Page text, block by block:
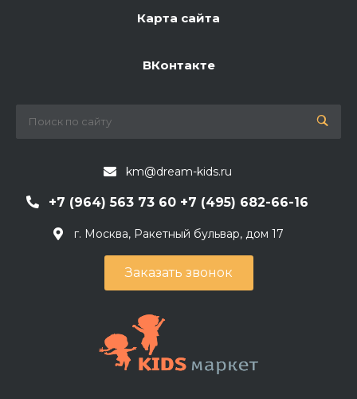
Карта сайта
ВКонтакте
km@dream-kids.ru
+7 (964) 563 73 60 +7 (495) 682-66-16
г. Москва, Ракетный бульвар, дом 17
Заказать звонок